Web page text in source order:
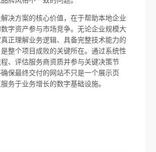
决方案的核心价值，在于帮助本地企业
字资产参与市场竞争。无论企业规模大
正理解业务逻辑、具备完整技术能力的
整个项目成败的关键所在。通过系统性
、评估服务商资质并参与关键决策节
保最终交付的网站不只是一个展示页
务于业务增长的数字基础设施。